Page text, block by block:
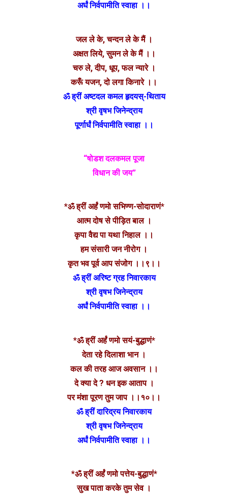
अर्घं निर्वपामीति स्वाहा ।।
जल ले के, चन्दन ले के मैं ।
अक्षत लिये, सुमन ले के मैं ।।
चरु ले, दीप, धूप, फल न्यारे ।
करूँ यजन, दो लगा किनारे ।।
ॐ ह्रीं अष्टदल कमल हृदयस्-थिताय
श्री वृषभ जिनेन्द्राय
पूर्णार्घं निर्वपामीति स्वाहा ।।
“षोडश दलकमल पूजा
विधान की जय”
*ॐ ह्रीं अर्हं णमो सभिण्ण-सोदाराणं*
आत्म दोष से पीड़ित बाल ।
कृपा वैद्य पा यथा निहाल ।।
हम संसारी जन नीरोग ।
कृत भव पूर्व आप संजोग ।।९।।
ॐ ह्रीं अरिष्ट ग्रह निवारकाय
श्री वृषभ जिनेन्द्राय
अर्घं निर्वपामीति स्वाहा ।।
*ॐ ह्रीं अर्हं णमो सयं-बुद्धाणं*
देता रहे दिलाशा भान ।
कल की तरह आज अवसान ।।
दे क्या दे ? धन इक आताप ।
पर मंशा पूरण तुम जाप ।।१०।।
ॐ ह्रीं दारिद्रय निवारकाय
श्री वृषभ जिनेन्द्राय
अर्घं निर्वपामीति स्वाहा ।।
*ॐ ह्रीं अर्हं णमो पत्तेय-बुद्धाणं*
सुख पाता करके तुम सेव ।